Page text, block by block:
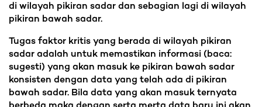
di wilayah pikiran sadar dan sebagian lagi di wilayah
pikiran bawah sadar.
Tugas faktor kritis yang berada di wilayah pikiran
sadar adalah untuk memastikan informasi (baca:
sugesti) yang akan masuk ke pikiran bawah sadar
konsisten dengan data yang telah ada di pikiran
bawah sadar. Bila data yang akan masuk ternyata